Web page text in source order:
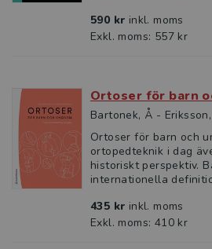
590 kr inkl. moms
Exkl. moms: 557 kr
Ortoser för barn
Bartonek, Å -
Ortoser för barn och
ortopedteknik i dag
historiskt perspektiv.
internationella
435 kr inkl. moms
Exkl. moms: 410 kr